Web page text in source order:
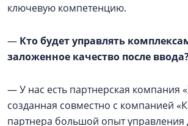
ключевую компетенцию.
— Кто будет управлять
заложенное качество после
— У нас есть партнерская компания
созданная совместно с компанией
партнера большой опыт